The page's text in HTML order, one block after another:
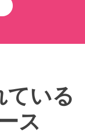
ている
ス